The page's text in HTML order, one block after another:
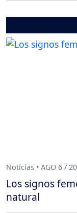
Noticias • AGO 6 /
Los signos
natural